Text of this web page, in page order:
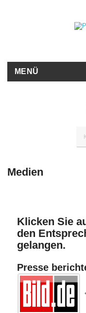
MENÜ
Medien
Klicken Sie
den
gelangen.
Presse